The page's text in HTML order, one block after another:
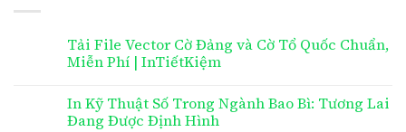
Tải File Vector Cờ Đảng và Cờ Tổ Quốc Chuẩn,
Miễn Phí | InTiếtKiệm
In Kỹ Thuật Số Trong Ngành Bao Bì: Tương Lai
Đang Được Định Hình